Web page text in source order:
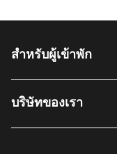
สำหรับผู้เข้าพัก​
บริษัทของเรา